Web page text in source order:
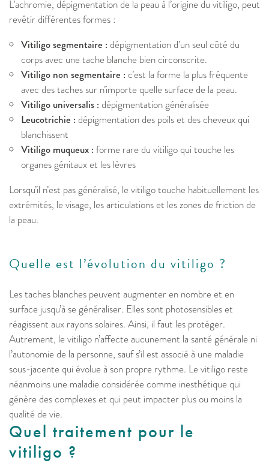
L’achromie, dépigmentation de la peau à l’origine du vitiligo, peut
revêtir différentes formes :
Vitiligo segmentaire : dépigmentation d’un seul côté du
corps avec une tache blanche bien circonscrite.
Vitiligo non segmentaire : c’est la forme la plus fréquente
avec des taches sur n’importe quelle surface de la peau.
Vitiligo universalis : dépigmentation généralisée
Leucotrichie : dépigmentation des poils et des cheveux qui
blanchissent
Vitiligo muqueux : forme rare du vitiligo qui touche les
organes génitaux et les lèvres
Lorsqu’il n’est pas généralisé, le vitiligo touche habituellement les
extrémités, le visage, les articulations et les zones de friction de
la peau.
Quelle est l’évolution du vitiligo ?
Les taches blanches peuvent augmenter en nombre et en
surface jusqu’à se généraliser. Elles sont photosensibles et
réagissent aux rayons solaires. Ainsi, il faut les protéger.
Autrement, le vitiligo n’affecte aucunement la santé générale ni
l’autonomie de la personne, sauf s’il est associé à une maladie
sous-jacente qui évolue à son propre rythme. Le vitiligo reste
néanmoins une maladie considérée comme inesthétique qui
génère des complexes et qui peut impacter plus ou moins la
qualité de vie.
Quel traitement pour le
vitiligo ?